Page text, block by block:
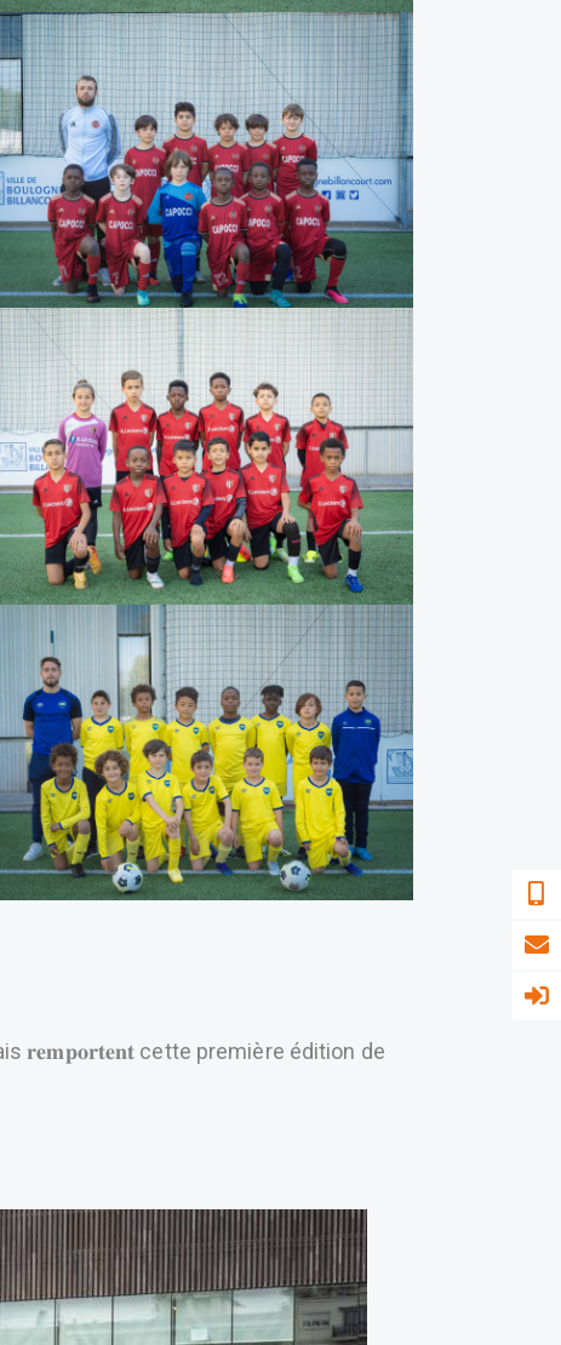
𝐫𝐞𝐦𝐩𝐨𝐫𝐭𝐞𝐧𝐭 cette première édition de